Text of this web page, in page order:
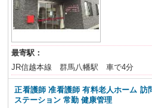
最寄駅：
JR信越本線 群馬八幡駅 車で4分
正看護師 准看護師 有料老人ホーム 訪
ステーション常勤 健康管理